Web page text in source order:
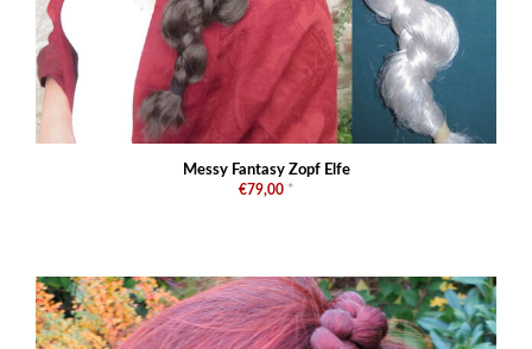
Messy Fantasy Zopf Elfe
€79,00 *